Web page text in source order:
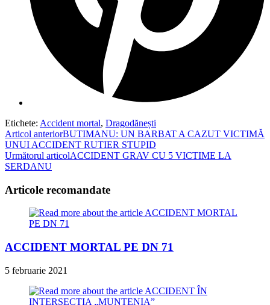
Etichete: Accident mortal, Dragodănești
Read
more
articles
Articol anteriorBUTIMANU: UN BARBAT A CAZUT VICTIMĂ
UNUI ACCIDENT RUTIER STUPID
Următorul articolACCIDENT GRAV CU 5 VICTIME LA
SERDANU
Articole recomandate
ACCIDENT MORTAL PE DN 71
5 februarie 2021